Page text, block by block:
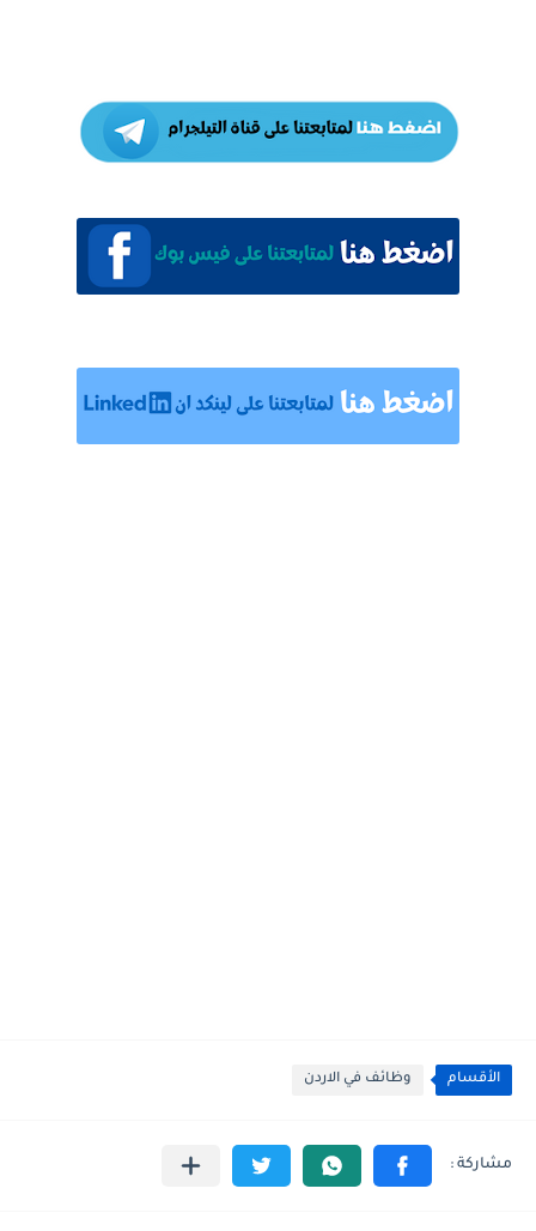
الأقسام وظائف في الاردن